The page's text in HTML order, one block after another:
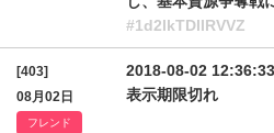
#1d2lkTDlIRVVZ
[403]
08月02日
フレンド
2018-08-02 12:36:33
表示期限切れ